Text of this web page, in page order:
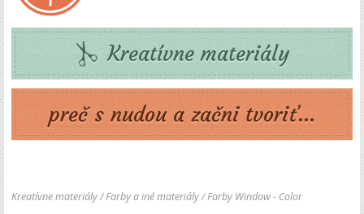
Kreatívne materiály
preč s nudou a začni tvoriť...
Kreatívne materiály/Farby a iné materiály/Farby Window - Color